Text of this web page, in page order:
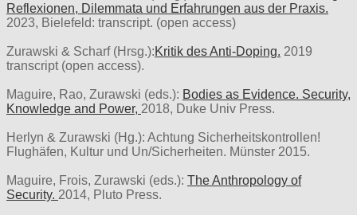
Reflexionen, Dilemmata und Erfahrungen aus der Praxis.
2023, Bielefeld: transcript. (open access)
Zurawski & Scharf (Hrsg.):Kritik des Anti-Doping. 2019
transcript (open access).
Maguire, Rao, Zurawski (eds.): Bodies as Evidence. Security,
Knowledge and Power, 2018, Duke Univ Press.
Herlyn & Zurawski (Hg.): Achtung Sicherheitskontrollen!
Flughäfen, Kultur und Un/Sicherheiten. Münster 2015.
Maguire, Frois, Zurawski (eds.): The Anthropology of
Security. 2014, Pluto Press.